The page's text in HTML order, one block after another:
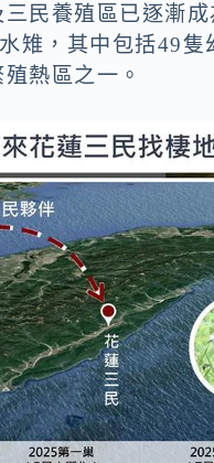
民養殖區已逐漸
雉，其中包括49
熱區之一。